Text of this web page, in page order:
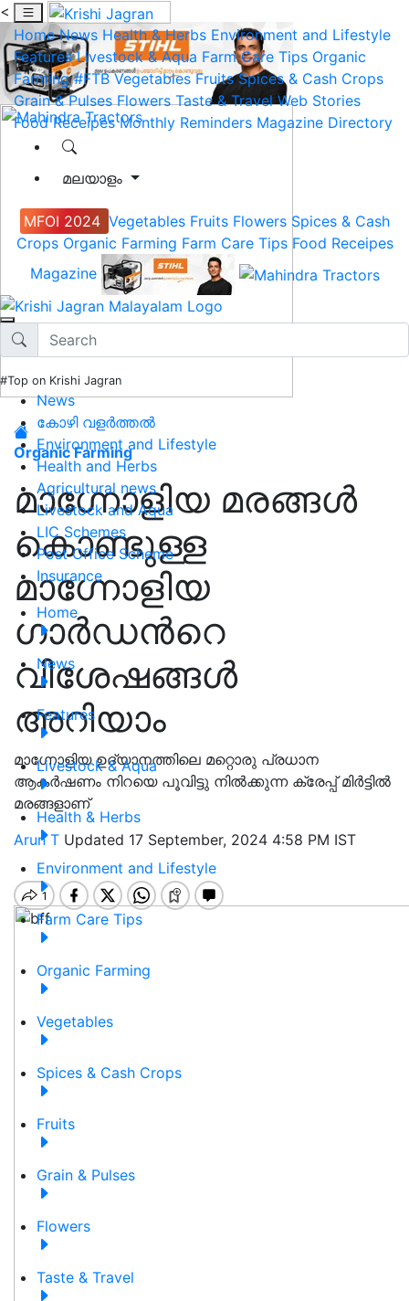
<
Home News Health & Herbs Environment and Lifestyle
Features Livestock & Aqua Farm Care Tips Organic
Farming #FTB Vegetables Fruits Spices & Cash Crops
Grain & Pulses Flowers Taste & Travel Web Stories
Food Receipes Monthly Reminders Magazine Directory
മലയാളം
MFOI 2024 Vegetables Fruits Flowers Spices & Cash
Crops Organic Farming Farm Care Tips Food Receipes
Magazine
#Top on Krishi Jagran
News
കോഴി വളർത്തൽ
Environment and Lifestyle
Health and Herbs
Agricultural news
Livestock and Aqua
LIC Schemes
Post Office Scheme
Insurance
Home
News
Features
Livestock & Aqua
Health & Herbs
Environment and Lifestyle
Farm Care Tips
Organic Farming
Vegetables
Spices & Cash Crops
Fruits
Grain & Pulses
Flowers
Taste & Travel
Organic Farming
മാഗ്നോളിയ മരങ്ങൾ
കൊണ്ടുള്ള
മാഗ്നോളിയ
ഗാർഡൻറെ
വിശേഷങ്ങൾ
അറിയാം
മാഗ്നോളിയ ഉദ്യാനത്തിലെ മറ്റൊരു പ്രധാന
ആകർഷണം നിറയെ പൂവിട്ടു നിൽക്കുന്ന ക്രേപ്പ് മിർട്ടിൽ
മരങ്ങളാണ്
Arun T Updated 17 September, 2024 4:58 PM IST